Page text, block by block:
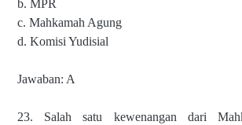
b. MPR
c. Mahkamah Agung
d. Komisi Yudisial
Jawaban: A
23. Salah satu kewenangan dari